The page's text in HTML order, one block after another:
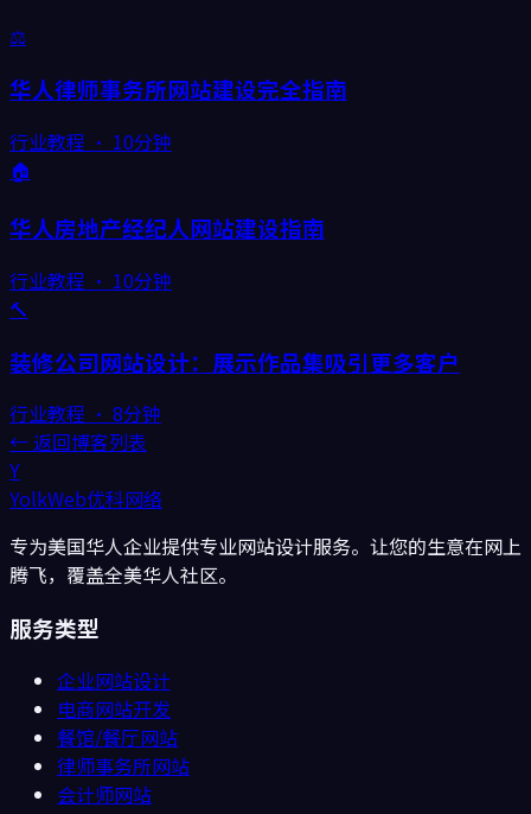
⚖️
华人律师事务所网站建设完全指南
行业教程 · 10分钟
🏠
华人房地产经纪人网站建设指南
行业教程 · 10分钟
🔨
装修公司网站设计：展示作品集吸引更多客户
行业教程 · 8分钟
← 返回博客列表
Y
YolkWeb优科网络
专为美国华人企业提供专业网站设计服务。让您的生意在网上
腾飞，覆盖全美华人社区。
服务类型
企业网站设计
电商网站开发
餐馆/餐厅网站
律师事务所网站
会计师网站